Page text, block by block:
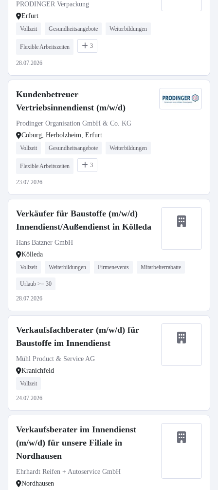
PRODINGER Verpackung
Erfurt
Vollzeit Gesundheitsangebote Weiterbildungen
Flexible Arbeitszeiten 3
28.07.2026
Kundenbetreuer
Vertriebsinnendienst (m/w/d)
Prodinger Organisation GmbH & Co. KG
Coburg, Herbolzheim, Erfurt
Vollzeit Gesundheitsangebote Weiterbildungen
Flexible Arbeitszeiten 3
23.07.2026
Verkäufer für Baustoffe (m/w/d)
Innendienst/Außendienst in Kölleda
Hans Batzner GmbH
Kölleda
Vollzeit Weiterbildungen Firmenevents Mitarbeiterrabatte
Urlaub >= 30
28.07.2026
Verkaufsfachberater (m/w/d) für
Baustoffe im Innendienst
Mühl Product & Service AG
Kranichfeld
Vollzeit
24.07.2026
Verkaufsberater im Innendienst
(m/w/d) für unsere Filiale in
Nordhausen
Ehrhardt Reifen + Autoservice GmbH
Nordhausen